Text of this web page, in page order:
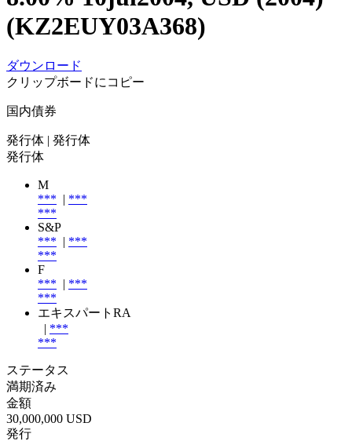
(KZ2EUY03A368)
ダウンロード
クリップボードにコピー
国内債券
発行体 | 発行体
発行体
M
*** | ***
***
S&P
*** | ***
***
F
*** | ***
***
エキスパートRA
| ***
***
ステータス
満期済み
金額
30,000,000 USD
発行